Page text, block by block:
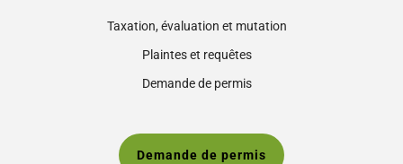
Taxation, évaluation et mutation
Plaintes et requêtes
Demande de permis
Demande de permis